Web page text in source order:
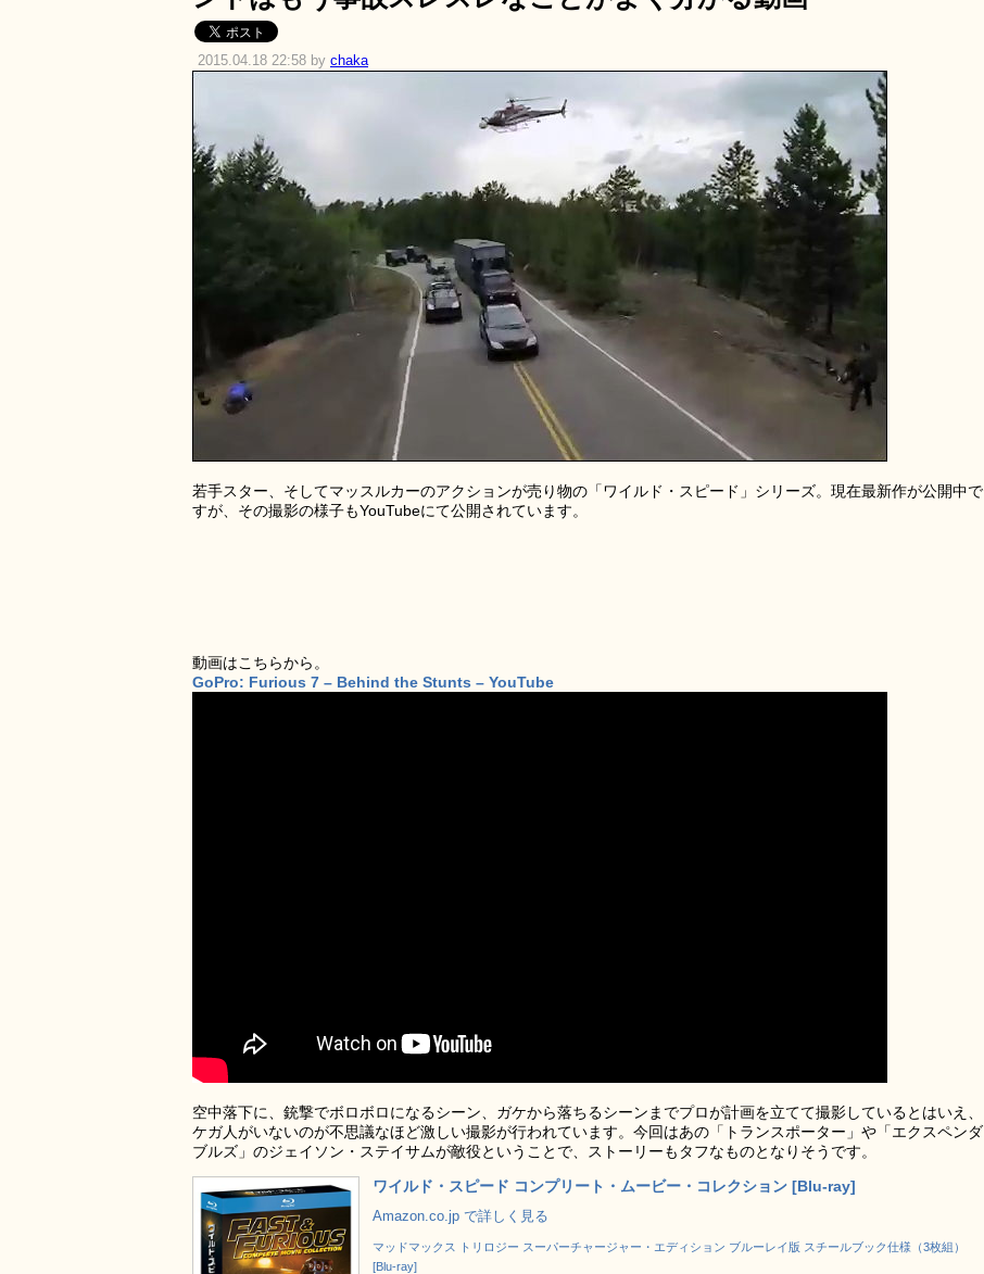
2015.04.18 22:58 by chaka
若手スター、そしてマッスルカーのアクションが売り物の「ワイルド・スピード」シリーズ。現在最新作が公開中で
すが、その撮影の様子もYouTubeにて公開されています。
動画はこちらから。
GoPro: Furious 7 – Behind the Stunts – YouTube
空中落下に、銃撃でボロボロになるシーン、ガケから落ちるシーンまでプロが計画を立てて撮影しているとはいえ、
ケガ人がいないのが不思議なほど激しい撮影が行われています。今回はあの「トランスポーター」や「エクスペンダ
ブルズ」のジェイソン・ステイサムが敵役ということで、ストーリーもタフなものとなりそうです。
ワイルド・スピード コンプリート・ムービー・コレクション [Blu-ray]
Amazon.co.jp で詳しく見る
マッドマックス トリロジー スーパーチャージャー・エディション ブルーレイ版 スチールブック仕様（3枚組）
[Blu-ray]